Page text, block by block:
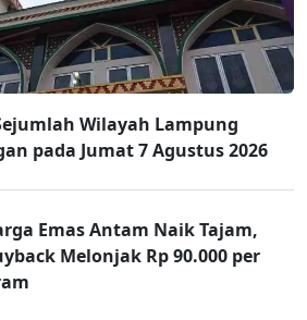
Wilayah Lampung
pada Jumat 7 Agustus 2026
Emas Antam Naik Tajam,
Melonjak Rp 90.000 per